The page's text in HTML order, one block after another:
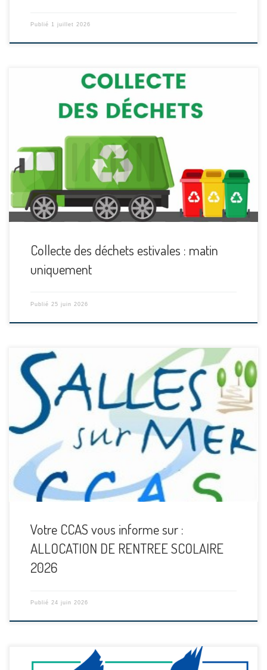
Publié 1 juillet 2026
[…]
Collecte des déchets estivales : matin
uniquement
Publié 25 juin 2026
Votre CCAS vous informe sur :
ALLOCATION DE RENTREE SCOLAIRE
2026
Publié 24 juin 2026